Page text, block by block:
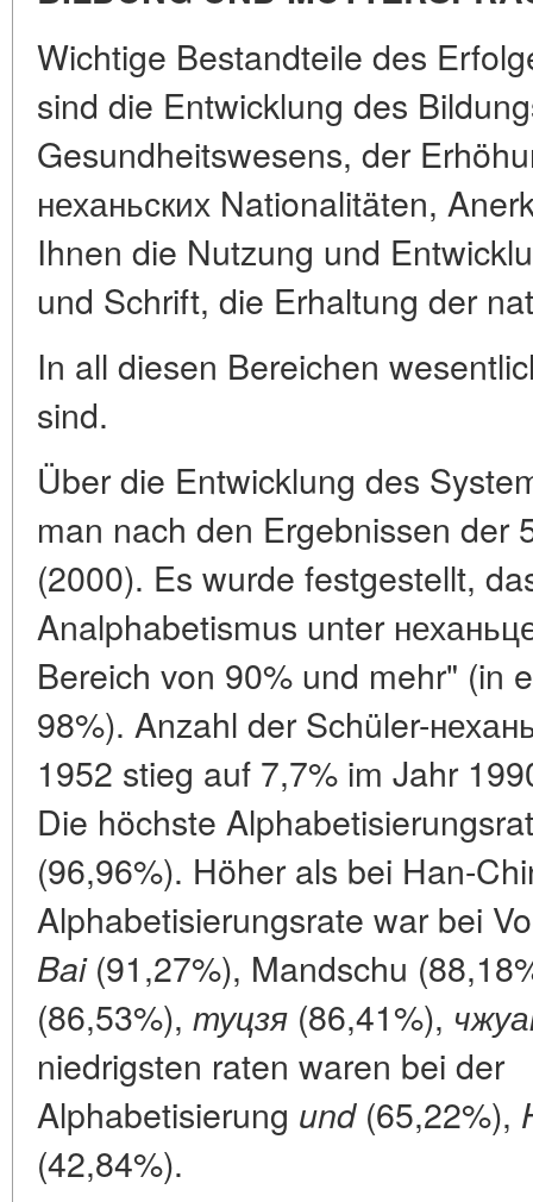
Wichtige Bestandteile des
sind die Entwicklung des
Gesundheitswesens, der
неханьских Nationalitäten,
Ihnen die Nutzung und
und Schrift, die Erhaltung der
In all diesen Bereichen
sind.
Über die Entwicklung des
man nach den Ergebnissen der
(2000). Es wurde festgestellt,
Analphabetismus unter
Bereich von 90% und mehr" (in
98%). Anzahl der Schüler-
1952 stieg auf 7,7% im Jahr
Die höchste
(96,96%). Höher als bei Han-
Alphabetisierungsrate war bei
Bai(91,27%), Mandschu
(86,53%), туцзя (86,41%),
niedrigsten raten waren bei der
Alphabetisierung und(65,22%),
(42,84%).